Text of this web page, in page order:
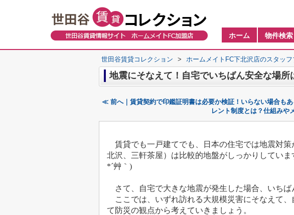
ホーム 物件検索
世田谷賃貸コレクション > ホームメイトFC下北沢店のスタッ
地震にそなえて！自宅でいちばん安全な場所
≪ 前へ｜賃貸契約で印鑑証明書は必要か検証！いらない場合もあ
レント制度とは？仕組み
賃貸でも一戸建てでも、日本の住宅では地震対
北沢、三軒茶屋）は比較的地盤がしっかりしてい
*´艸｀)
さて、自宅で大きな地震が発生した場合、いちば
ここでは、いずれ訪れる大規模災害にそなえて
て防災の観点から考えていきましょう。